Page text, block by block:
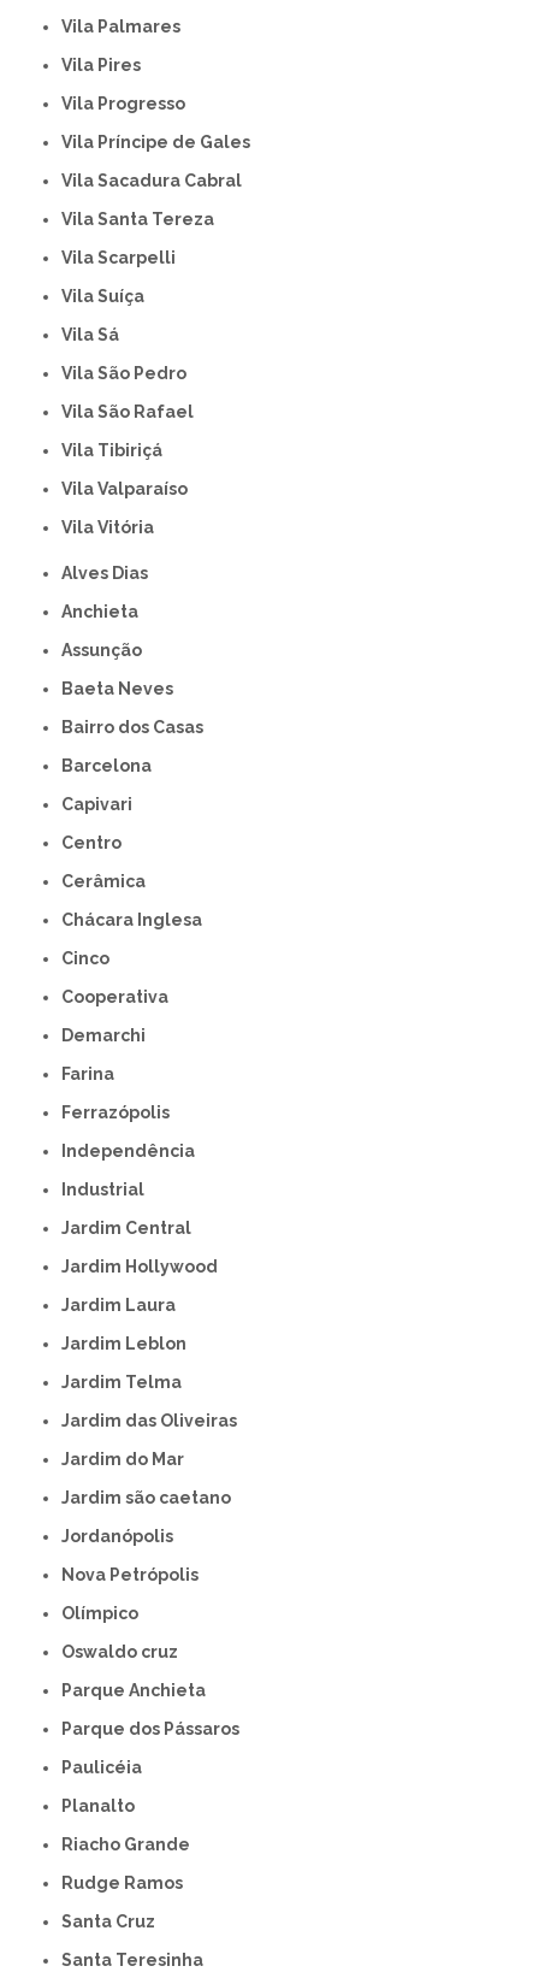
Vila Palmares
Vila Pires
Vila Progresso
Vila Príncipe de Gales
Vila Sacadura Cabral
Vila Santa Tereza
Vila Scarpelli
Vila Suíça
Vila Sá
Vila São Pedro
Vila São Rafael
Vila Tibiriçá
Vila Valparaíso
Vila Vitória
Alves Dias
Anchieta
Assunção
Baeta Neves
Bairro dos Casas
Barcelona
Capivari
Centro
Cerâmica
Chácara Inglesa
Cinco
Cooperativa
Demarchi
Farina
Ferrazópolis
Independência
Industrial
Jardim Central
Jardim Hollywood
Jardim Laura
Jardim Leblon
Jardim Telma
Jardim das Oliveiras
Jardim do Mar
Jardim são caetano
Jordanópolis
Nova Petrópolis
Olímpico
Oswaldo cruz
Parque Anchieta
Parque dos Pássaros
Paulicéia
Planalto
Riacho Grande
Rudge Ramos
Santa Cruz
Santa Teresinha